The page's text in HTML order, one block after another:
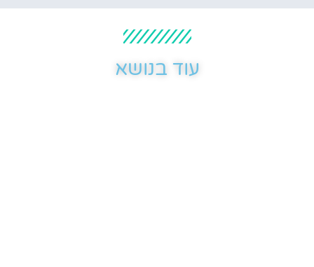
עוד בנושא